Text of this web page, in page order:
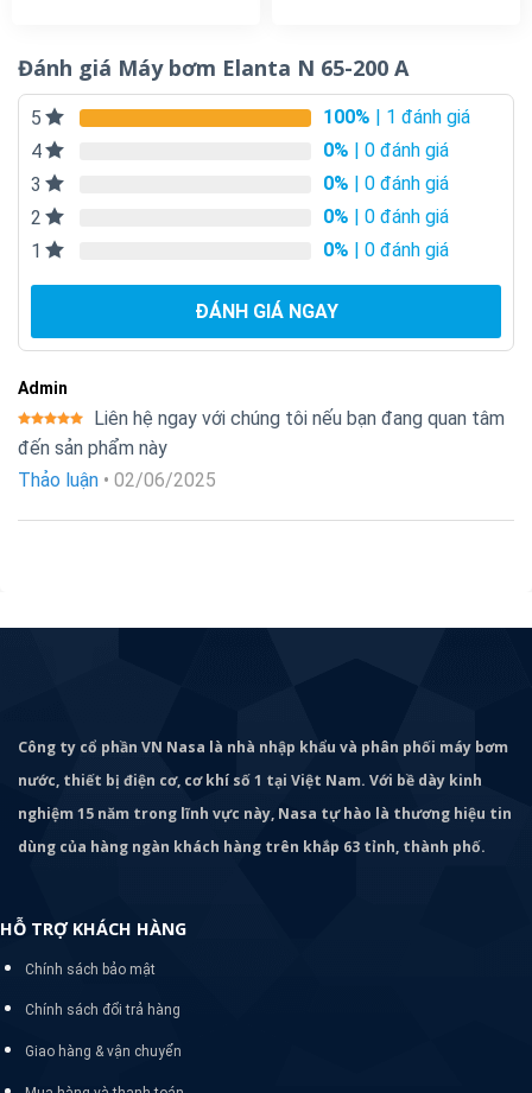
Đánh giá Máy bơm Elanta N 65-200 A
5 100% | 1 đánh giá
4
0% | 0 đánh giá
3
0% | 0 đánh giá
2
0% | 0 đánh giá
1
0% | 0 đánh giá
ĐÁNH GIÁ NGAY
Admin
Được xếp
hạng
55
Liên hệ ngay với chúng tôi nếu bạn đang quan tâm
đến sản phẩm này
Thảo luận • 02/06/2025
Công ty cổ phần VN Nasa là nhà nhập khẩu và phân phối máy bơm
nước, thiết bị điện cơ, cơ khí số 1 tại Việt Nam. Với bề dày kinh
nghiệm 15 năm trong lĩnh vực này, Nasa tự hào là thương hiệu tin
dùng của hàng ngàn khách hàng trên khắp 63 tỉnh, thành phố.
HỖ TRỢ KHÁCH HÀNG
Chính sách bảo mật
Chính sách đổi trả hàng
Giao hàng & vận chuyển